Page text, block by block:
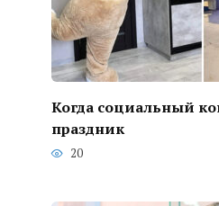
Когда социальный
праздник
20